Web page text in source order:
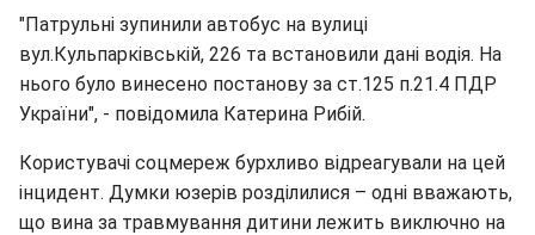
"Патрульні зупинили автобус на вулиці
вул.Кульпарківській, 226 та встановили дані водія. На
нього було винесено постанову за ст.125 п.21.4 ПДР
України", - повідомила Катерина Рибій.
Користувачі соцмереж бурхливо відреагували на цей
інцидент. Думки юзерів розділилися – одні вважають,
що вина за травмування дитини лежить виключно на